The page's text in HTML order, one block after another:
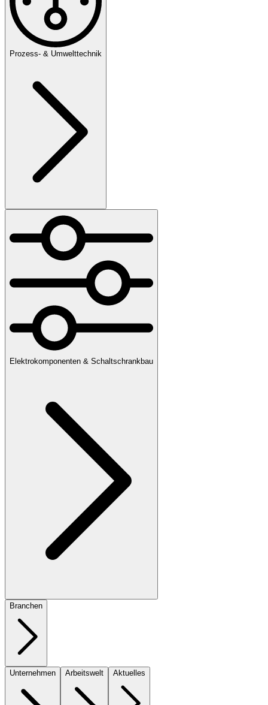
Prozess- & Umwelttechnik
Elektrokomponenten & Schaltschrankbau
Branchen
Unternehmen Arbeitswelt Aktuelles